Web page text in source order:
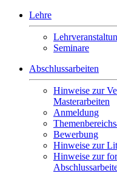
Lehre
Seminare
Abschlussarbeiten
Hinweise zur
Masterarbeiten
Anmeldung
Bewerbung
Hinweise zur
Hinweise zur